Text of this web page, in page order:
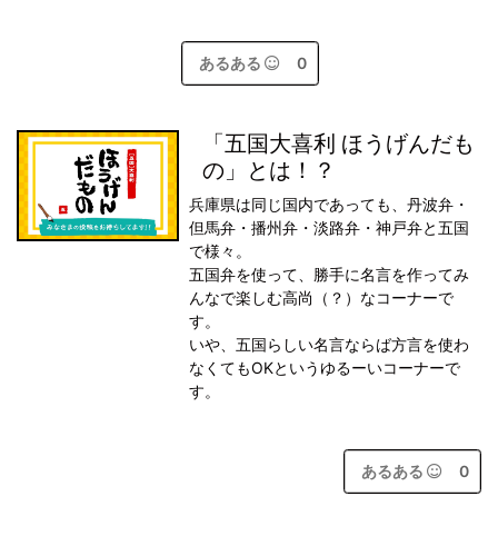
あるある 0
「五国大喜利 ほうげんだも
の」とは！？
兵庫県は同じ国内であっても、丹波弁・
但馬弁・播州弁・淡路弁・神戸弁と五国
で様々。
五国弁を使って、勝手に名言を作ってみ
んなで楽しむ高尚（？）なコーナーで
す。
いや、五国らしい名言ならば方言を使わ
なくてもOKというゆるーいコーナーで
す。
あるある 0